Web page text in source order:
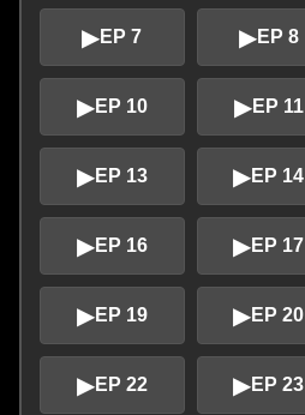
▶EP 7 ▶EP 8
▶EP 10 ▶EP 11
▶EP 13 ▶EP 14
▶EP 16 ▶EP 17
▶EP 19 ▶EP 20
▶EP 22 ▶EP 23